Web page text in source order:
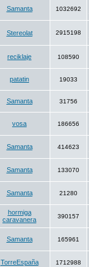
Samanta 1032692
Stereolat 2915198
reciklaje 108590
patatin 19033
Samanta 31756
vosa 186656
Samanta 414623
Samanta 133070
Samanta 21280
hormiga
caravanera
390157
Samanta 165961
TorreEspaña 1712988